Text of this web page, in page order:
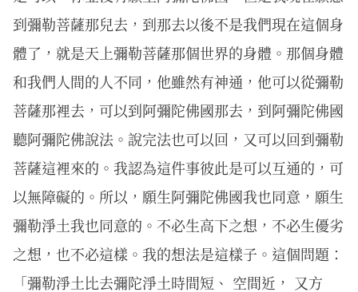
到彌勒菩薩那兒去，到那去以後不是我們現在這個身
體了，就是天上彌勒菩薩那個世界的身體。那個身體
和我們人間的人不同，他雖然有神通，他可以從彌勒
菩薩那裡去，可以到阿彌陀佛國那去，到阿彌陀佛國
聽阿彌陀佛說法。說完法也可以回，又可以回到彌勒
菩薩這裡來的。我認為這件事彼此是可以互通的，可
以無障礙的。所以，願生阿彌陀佛國我也同意，願生
彌勒淨土我也同意的。不必生高下之想，不必生優劣
之想，也不必這樣。我的想法是這樣子。這個問題：
「彌勒淨土比去彌陀淨土時間短、 空間近， 又方